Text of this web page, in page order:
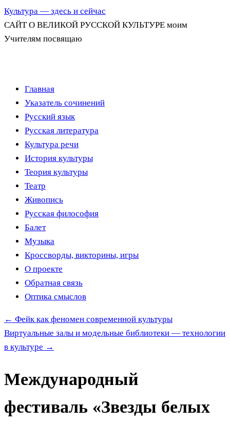
Культура — здесь и сейчас
САЙТ О ВЕЛИКОЙ РУССКОЙ КУЛЬТУРЕ моим
Учителям посвящаю
Перейти
содержимому
Главная
Указатель сочинений
Русский язык
Русская литература
Культура речи
История культуры
Теория культуры
Театр
Живопись
Русская философия
Балет
Музыка
Кроссворды, викторины, игры
О проекте
Обратная связь
Оптика смыслов
← Фейк как феномен современной культуры
Виртуальные залы и модельные библиотеки — технологии
в культуре →
Международный
фестиваль «Звезды белых